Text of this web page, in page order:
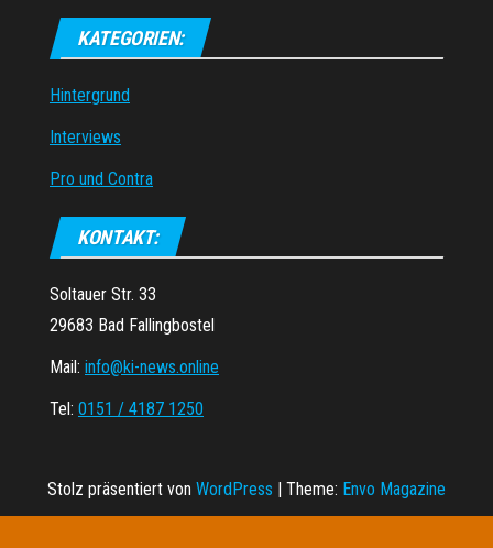
KATEGORIEN:
Hintergrund
Interviews
Pro und Contra
KONTAKT:
Soltauer Str. 33
29683 Bad Fallingbostel
Mail: info@ki-news.online
Tel: 0151 / 4187 1250
Stolz präsentiert von WordPress Theme: Envo Magazine